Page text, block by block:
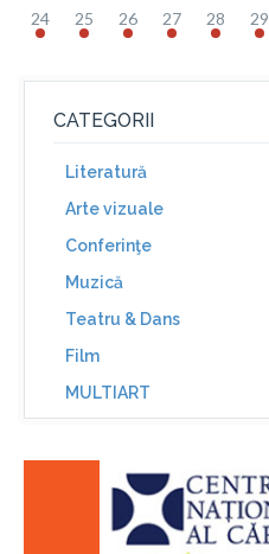
24 25 26 27 28 29
CATEGORII
Literatură
Arte vizuale
Conferinţe
Muzică
Teatru & Dans
Film
MULTIART